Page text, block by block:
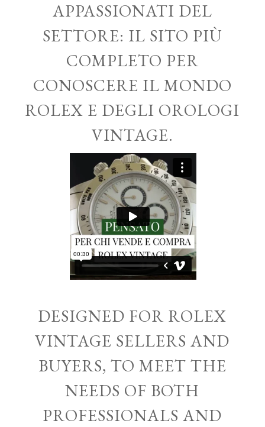
APPASSIONATI DEL
SETTORE: IL SITO PIÙ
COMPLETO PER
CONOSCERE IL MONDO
ROLEX E DEGLI OROLOGI
VINTAGE.
DESIGNED FOR ROLEX
VINTAGE SELLERS AND
BUYERS, TO MEET THE
NEEDS OF BOTH
PROFESSIONALS AND